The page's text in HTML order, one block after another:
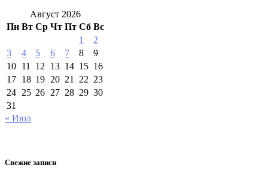
Август 2026
Пн Вт Ср Чт Пт Сб Вс
1
2
3
4 5 6 7 8
9
10 11 12 13 14 15 16
17 18 19 20 21 22 23
24 25 26 27 28 29 30
31
« Июл
Свежие записи